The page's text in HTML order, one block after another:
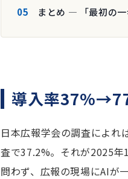
まとめ ― 「最初の
導入率
日本広報学会の調査によれ
査で37.2%。それが2025年
問わず、広報の現場にAIが